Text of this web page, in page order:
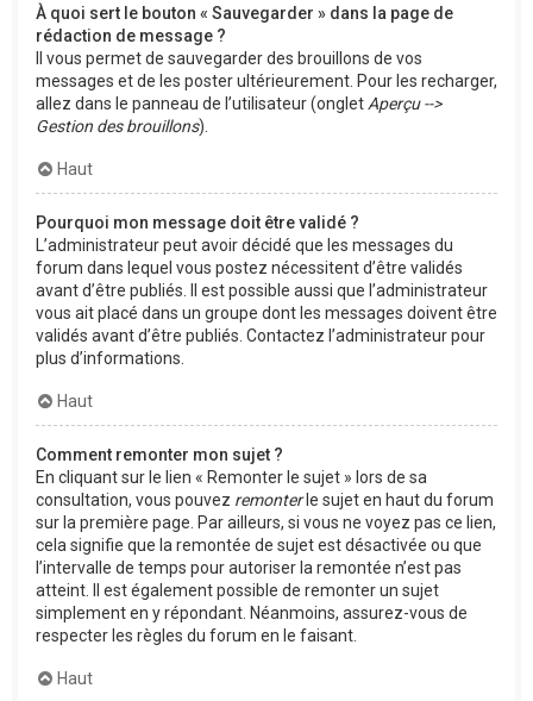
À quoi sert le bouton « Sauvegarder » dans la page de
rédaction de message ?
Il vous permet de sauvegarder des brouillons de vos
messages et de les poster ultérieurement. Pour les recharger,
allez dans le panneau de l’utilisateur (onglet Aperçu -->
Gestion des brouillons).
Haut
Pourquoi mon message doit être validé ?
L’administrateur peut avoir décidé que les messages du
forum dans lequel vous postez nécessitent d’être validés
avant d’être publiés. Il est possible aussi que l’administrateur
vous ait placé dans un groupe dont les messages doivent être
validés avant d’être publiés. Contactez l’administrateur pour
plus d’informations.
Haut
Comment remonter mon sujet ?
En cliquant sur le lien « Remonter le sujet » lors de sa
consultation, vous pouvez remonterle sujet en haut du forum
sur la première page. Par ailleurs, si vous ne voyez pas ce lien,
cela signifie que la remontée de sujet est désactivée ou que
l’intervalle de temps pour autoriser la remontée n’est pas
atteint. Il est également possible de remonter un sujet
simplement en y répondant. Néanmoins, assurez-vous de
respecter les règles du forum en le faisant.
Haut